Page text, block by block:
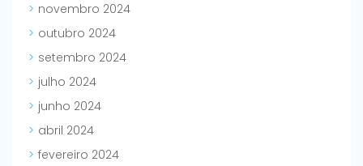
novembro 2024
outubro 2024
setembro 2024
julho 2024
junho 2024
abril 2024
fevereiro 2024